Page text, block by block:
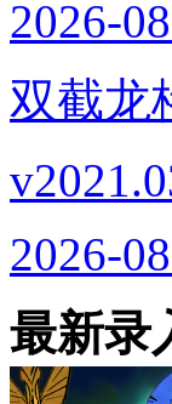
2026-
双截龙
2026-
最新录